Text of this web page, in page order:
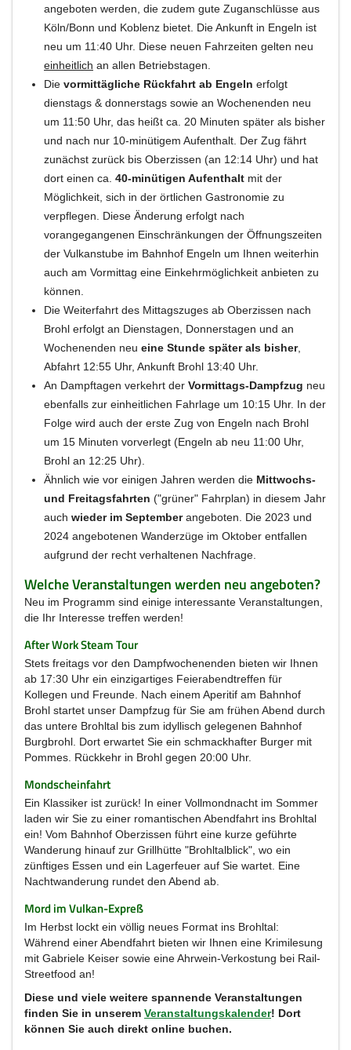
angeboten werden, die zudem gute Zuganschlüsse aus
Köln/Bonn und Koblenz bietet. Die Ankunft in Engeln ist
neu um 11:40 Uhr. Diese neuen Fahrzeiten gelten neu
einheitlich an allen Betriebstagen.
Die vormittägliche Rückfahrt ab Engeln erfolgt
dienstags & donnerstags sowie an Wochenenden neu
um 11:50 Uhr, das heißt ca. 20 Minuten später als bisher
und nach nur 10-minütigem Aufenthalt. Der Zug fährt
zunächst zurück bis Oberzissen (an 12:14 Uhr) und hat
dort einen ca. 40-minütigen Aufenthalt mit der
Möglichkeit, sich in der örtlichen Gastronomie zu
verpflegen. Diese Änderung erfolgt nach
vorangegangenen Einschränkungen der Öffnungszeiten
der Vulkanstube im Bahnhof Engeln um Ihnen weiterhin
auch am Vormittag eine Einkehrmöglichkeit anbieten zu
können.
Die Weiterfahrt des Mittagszuges ab Oberzissen nach
Brohl erfolgt an Dienstagen, Donnerstagen und an
Wochenenden neu eine Stunde später als bisher,
Abfahrt 12:55 Uhr, Ankunft Brohl 13:40 Uhr.
An Dampftagen verkehrt der Vormittags-Dampfzug neu
ebenfalls zur einheitlichen Fahrlage um 10:15 Uhr. In der
Folge wird auch der erste Zug von Engeln nach Brohl
um 15 Minuten vorverlegt (Engeln ab neu 11:00 Uhr,
Brohl an 12:25 Uhr).
Ähnlich wie vor einigen Jahren werden die Mittwochs-
und Freitagsfahrten ("grüner" Fahrplan) in diesem Jahr
auch wieder im Septemberangeboten. Die 2023 und
2024 angebotenen Wanderzüge im Oktober entfallen
aufgrund der recht verhaltenen Nachfrage.
Welche Veranstaltungen werden neu angeboten?
Neu im Programm sind einige interessante Veranstaltungen,
die Ihr Interesse treffen werden!
After Work Steam Tour
Stets freitags vor den Dampfwochenenden bieten wir Ihnen
ab 17:30 Uhr ein einzigartiges Feierabendtreffen für
Kollegen und Freunde. Nach einem Aperitif am Bahnhof
Brohl startet unser Dampfzug für Sie am frühen Abend durch
das untere Brohltal bis zum idyllisch gelegenen Bahnhof
Burgbrohl. Dort erwartet Sie ein schmackhafter Burger mit
Pommes. Rückkehr in Brohl gegen 20:00 Uhr.
Mondscheinfahrt
Ein Klassiker ist zurück! In einer Vollmondnacht im Sommer
laden wir Sie zu einer romantischen Abendfahrt ins Brohltal
ein! Vom Bahnhof Oberzissen führt eine kurze geführte
Wanderung hinauf zur Grillhütte "Brohltalblick", wo ein
zünftiges Essen und ein Lagerfeuer auf Sie wartet. Eine
Nachtwanderung rundet den Abend ab.
Mord im Vulkan-Expreß
Im Herbst lockt ein völlig neues Format ins Brohltal:
Während einer Abendfahrt bieten wir Ihnen eine Krimilesung
mit Gabriele Keiser sowie eine Ahrwein-Verkostung bei Rail-
Streetfood an!
Diese und viele weitere spannende Veranstaltungen
finden Sie in unserem Veranstaltungskalender! Dort
können Sie auch direkt online buchen.